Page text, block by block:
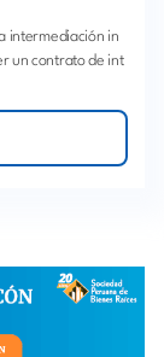
intermediación in
un contrato de int